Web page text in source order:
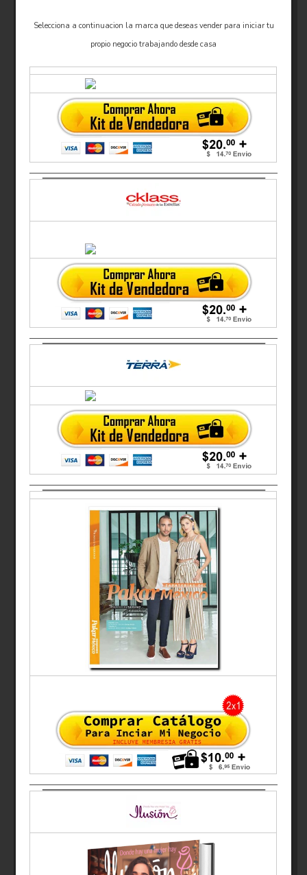
Selecciona a continuacion la marca que deseas vender para iniciar tu
propio negocio trabajando desde casa